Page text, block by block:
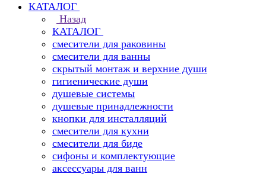
КАТАЛОГ
Назад
КАТАЛОГ
смесители для раковины
смесители для ванны
скрытый монтаж и верхние души
гигиенические души
душевые системы
душевые принадлежности
кнопки для инсталляций
смесители для кухни
смесители для биде
сифоны и комплектующие
аксессуары для ванн